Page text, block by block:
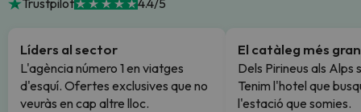
Trustpilot 4.4/5
Líders al sector
L'agència número 1 en viatges
d'esquí. Ofertes exclusives que no
veuràs en cap altre lloc.
El catàleg més gran
Dels Pirineus als Alps
Tenim l'hotel que
l'estació que somies.